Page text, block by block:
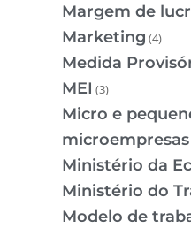
Margem de
Marketing (4)
Medida
MEI (3)
Micro e
microempresas
Ministério da
Ministério do
Modelo de